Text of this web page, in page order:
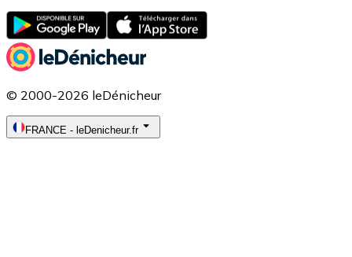
© 2000-2026 leDénicheur
FRANCE - leDenicheur.fr